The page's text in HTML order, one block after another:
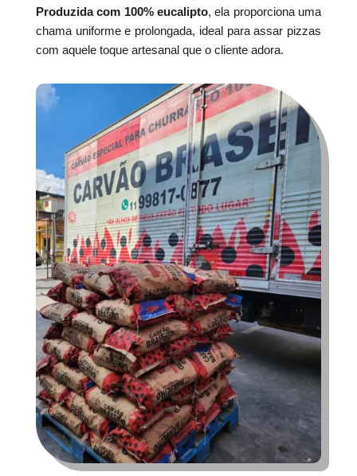
Produzida com 100% eucalipto, ela proporciona uma
chama uniforme e prolongada, ideal para assar pizzas
com aquele toque artesanal que o cliente adora.